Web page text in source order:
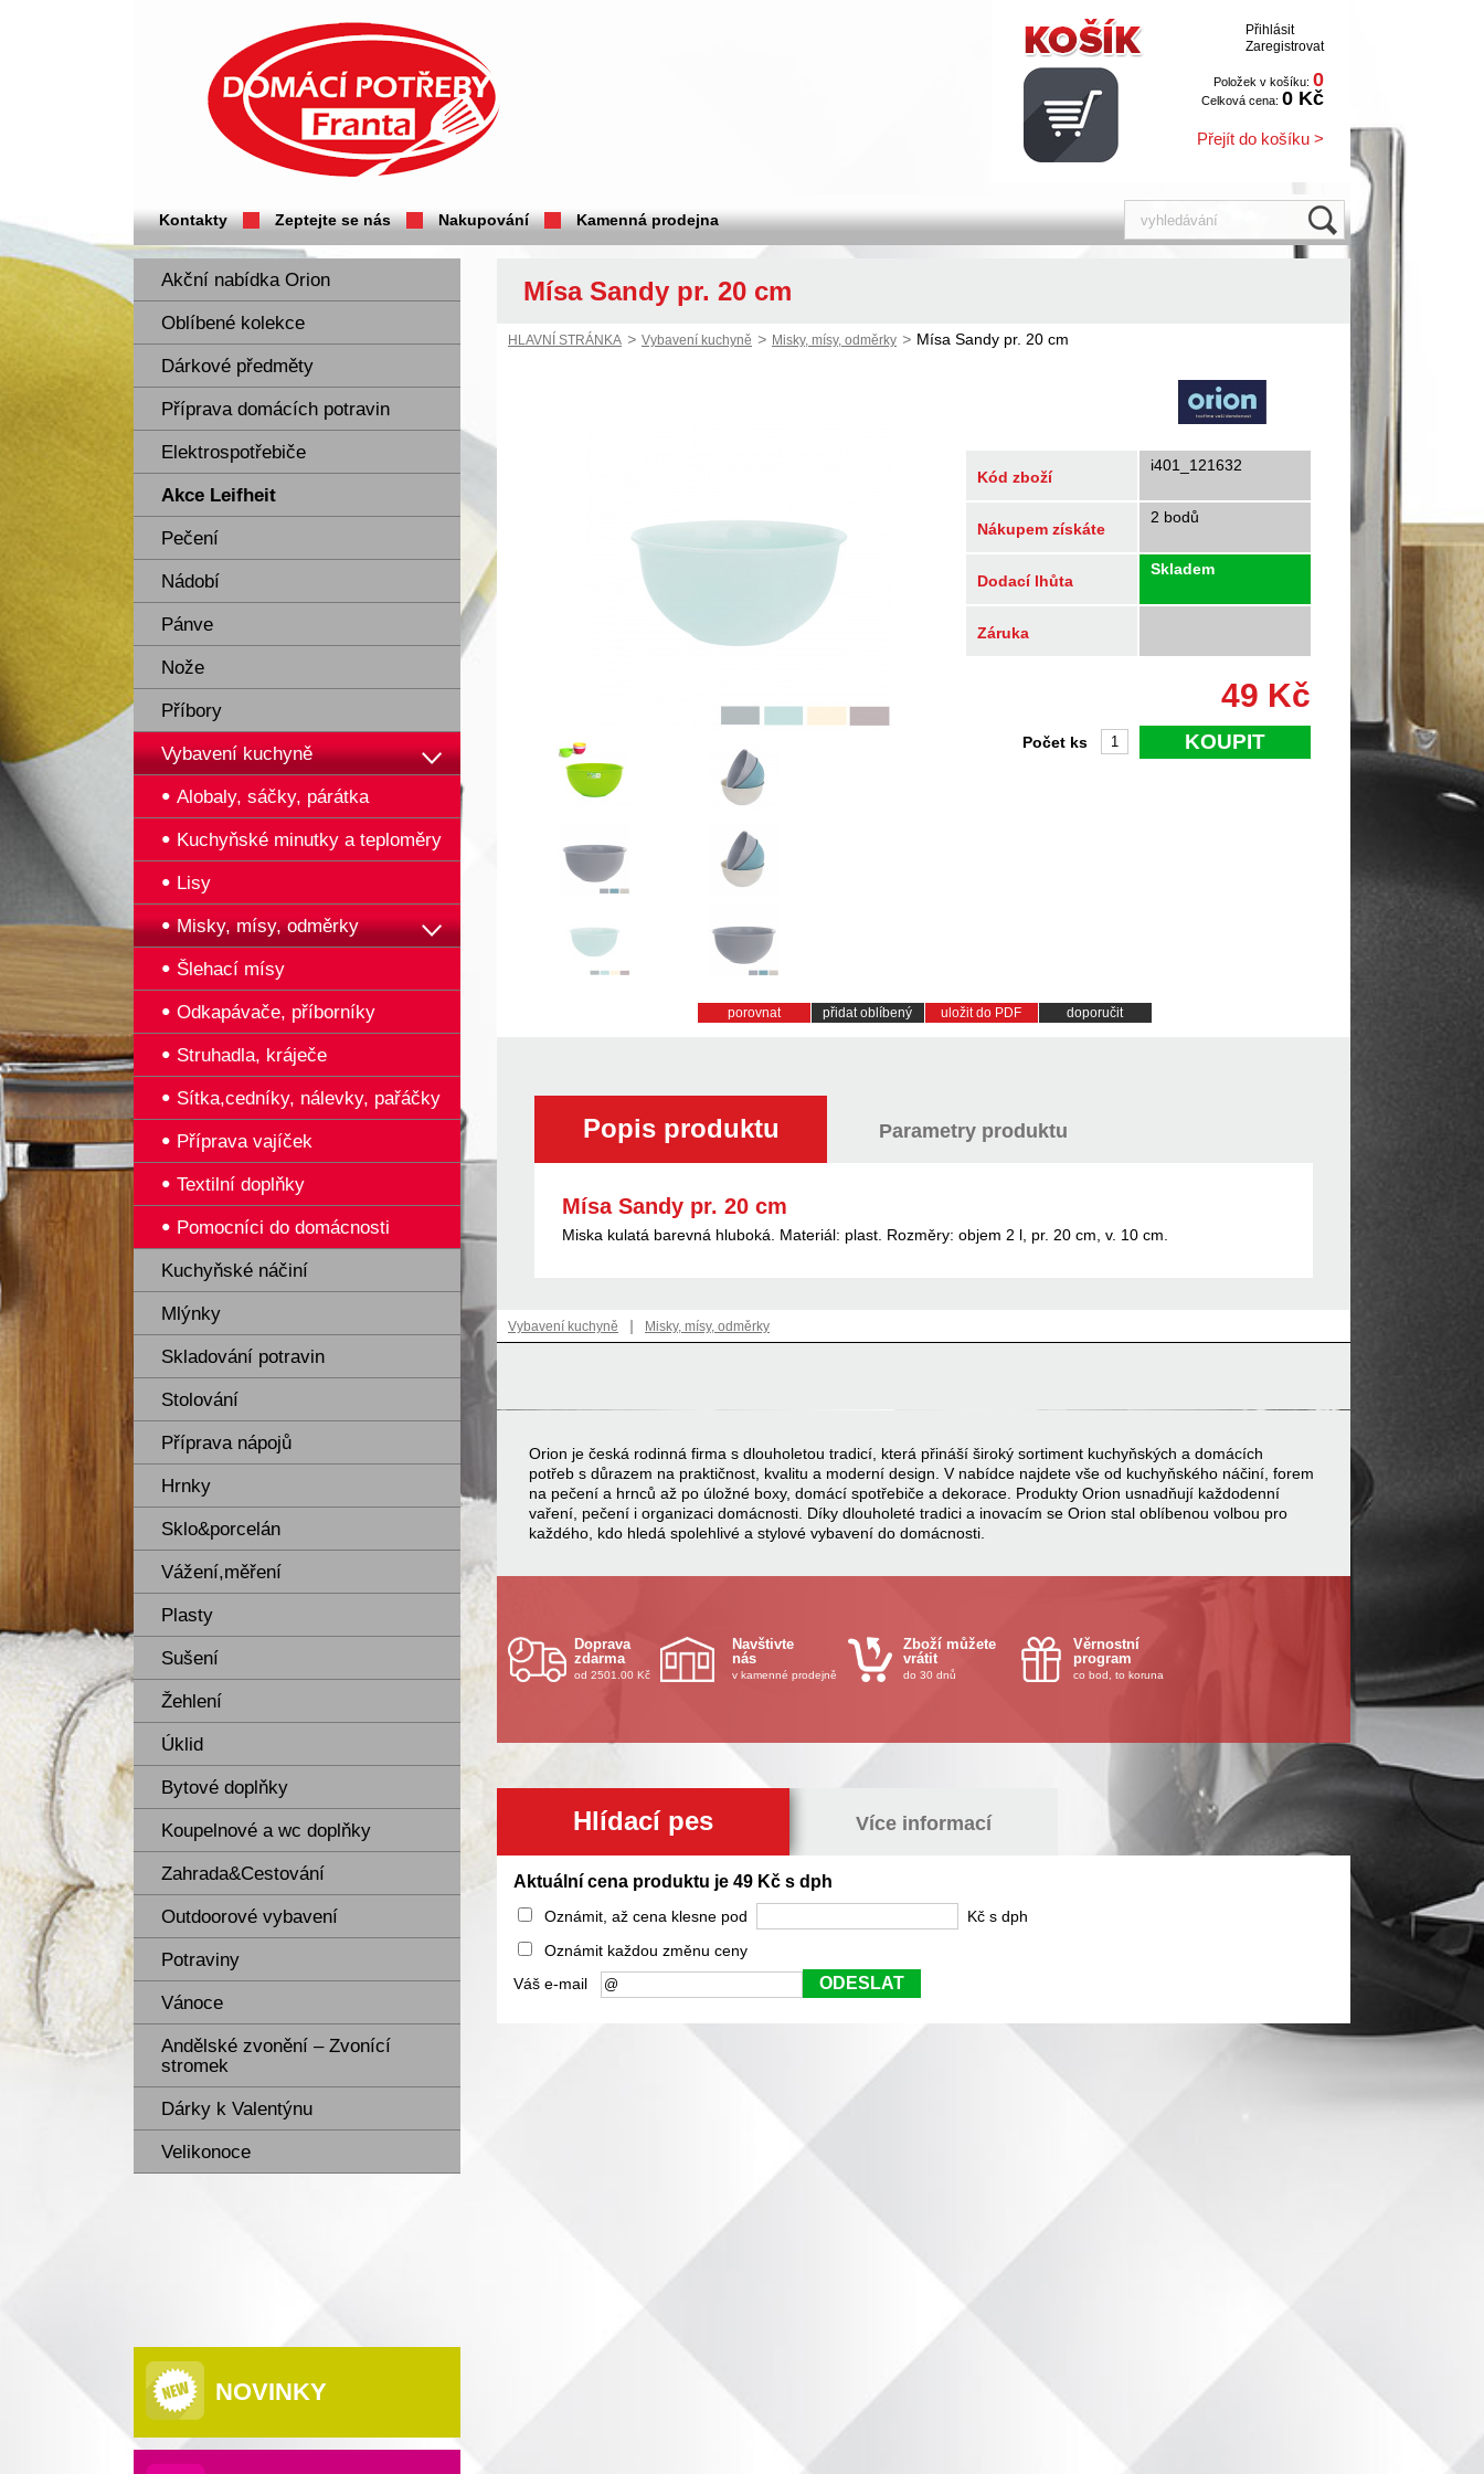
Přihlásit
Zaregistrovat
Položek v košíku: 0
Celková cena: 0 Kč
Přejít do košíku >
Kontakty Zeptejte se nás Nakupování Kamenná prodejna
Akční nabídka Orion
Oblíbené kolekce
Dárkové předměty
Příprava domácích potravin
Elektrospotřebiče
Akce Leifheit
Pečení
Nádobí
Pánve
Nože
Příbory
Vybavení kuchyně
Alobaly, sáčky, párátka
Kuchyňské minutky a teploměry
Lisy
Misky, mísy, odměrky
Šlehací mísy
Odkapávače, příborníky
Struhadla, kráječe
Sítka,cedníky, nálevky, pařáčky
Příprava vajíček
Textilní doplňky
Pomocníci do domácnosti
Kuchyňské náčiní
Mlýnky
Skladování potravin
Stolování
Příprava nápojů
Hrnky
Sklo&porcelán
Vážení,měření
Plasty
Sušení
Žehlení
Úklid
Bytové doplňky
Koupelnové a wc doplňky
Zahrada&Cestování
Outdoorové vybavení
Potraviny
Vánoce
Andělské zvonění – Zvonící
stromek
Dárky k Valentýnu
Velikonoce
NOVINKY
Mísa Sandy pr. 20 cm
HLAVNÍ STRÁNKA > Vybavení kuchyně > Misky, mísy, odměrky > Mísa Sandy pr. 20 cm
Kód zboží
i401_121632
Nákupem získáte
2 bodů
Dodací lhůta
Skladem
Záruka
49 Kč
KOUPIT
Počet ks
porovnat přidat oblíbený uložit do PDF doporučit
Popis produktu Parametry produktu
Mísa Sandy pr. 20 cm
Miska kulatá barevná hluboká. Materiál: plast. Rozměry: objem 2 l, pr. 20 cm, v. 10 cm.
Vybavení kuchyně | Misky, mísy, odměrky
Orion je česká rodinná firma s dlouholetou tradicí, která přináší široký sortiment kuchyňských a domácích
potřeb s důrazem na praktičnost, kvalitu a moderní design. V nabídce najdete vše od kuchyňského náčiní, forem
na pečení a hrnců až po úložné boxy, domácí spotřebiče a dekorace. Produkty Orion usnadňují každodenní
vaření, pečení i organizaci domácnosti. Díky dlouholeté tradici a inovacím se Orion stal oblíbenou volbou pro
každého, kdo hledá spolehlivé a stylové vybavení do domácnosti.
Doprava
zdarma
od 2501.00 Kč
Navštivte
nás
v kamenné prodejně
Zboží můžete
vrátit
do 30 dnů
Věrnostní
program
co bod, to koruna
Hlídací pes Více informací
Aktuální cena produktu je 49 Kč s dph
Oznámit, až cena klesne pod
Kč s dph
Oznámit každou změnu ceny
Váš e-mail
ODESLAT